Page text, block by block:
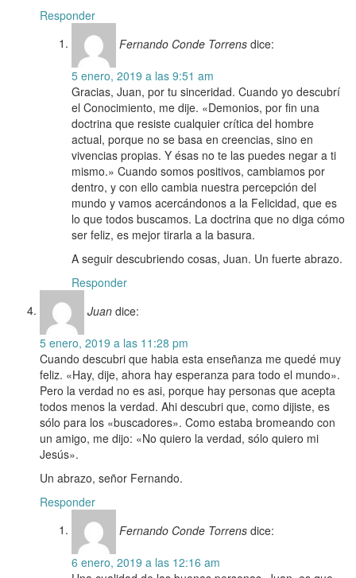
Responder
Fernando Conde Torrens dice:
5 enero, 2019 a las 9:51 am
Gracias, Juan, por tu sinceridad. Cuando yo descubrí
el Conocimiento, me dije. «Demonios, por fin una
doctrina que resiste cualquier crítica del hombre
actual, porque no se basa en creencias, sino en
vivencias propias. Y ésas no te las puedes negar a ti
mismo.» Cuando somos positivos, cambiamos por
dentro, y con ello cambia nuestra percepción del
mundo y vamos acercándonos a la Felicidad, que es
lo que todos buscamos. La doctrina que no diga cómo
ser feliz, es mejor tirarla a la basura.
A seguir descubriendo cosas, Juan. Un fuerte abrazo.
Responder
Juan dice:
5 enero, 2019 a las 11:28 pm
Cuando descubri que habia esta enseñanza me quedé muy
feliz. «Hay, dije, ahora hay esperanza para todo el mundo».
Pero la verdad no es asi, porque hay personas que acepta
todos menos la verdad. Ahi descubri que, como dijiste, es
sólo para los «buscadores». Como estaba bromeando con
un amigo, me dijo: «No quiero la verdad, sólo quiero mi
Jesús».
Un abrazo, señor Fernando.
Responder
Fernando Conde Torrens dice:
6 enero, 2019 a las 12:16 am